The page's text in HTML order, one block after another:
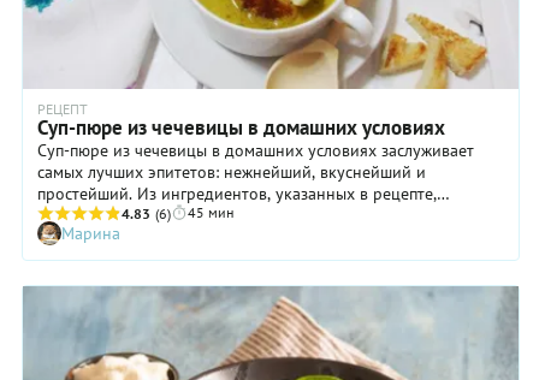
РЕЦЕПТ
Суп-пюре из чечевицы в домашних условиях
Суп-пюре из чечевицы в домашних условиях заслуживает
самых лучших эпитетов: нежнейший, вкуснейший и
простейший. Из ингредиентов, указанных в рецепте,
получается постный суп-пюре. Но если вы не поститесь и не
придерживаетесь вегетарианского стиля питания, то можете
сварить чечевичный крем-суп на мясном бульоне, добавив в
него сливки или сметану, обжаренный бекон или кусочки
отварного куриного филе, тертый сыр и т.д. Но и без всяких
добавок суп-пюре с чечевицей получается очень вкусным.
Готовьте по предложенному рецепту с фото пошаговыми — и
убедитесь сами!
4.83 (6) 45 мин
Марина